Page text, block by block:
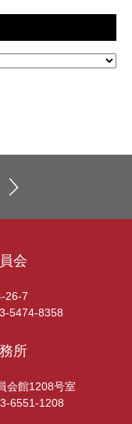
会
26-7
5474-8358
所
会館1208号室
6551-1208